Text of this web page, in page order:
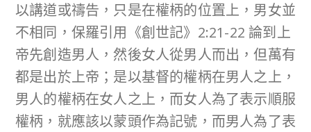
以講道或禱告，只是在權柄的位置上，男女並
不相同，保羅引用《創世記》2:21-22 論到上
帝先創造男人，然後女人從男人而出，但萬有
都是出於上帝；是以基督的權柄在男人之上，
男人的權柄在女人之上，而女人為了表示順服
權柄，就應該以蒙頭作為記號，而男人為了表